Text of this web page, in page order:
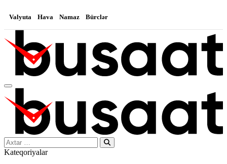
Valyuta Hava Namaz Bürclər
Search…
Kateqoriyalar